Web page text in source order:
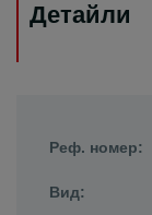
Детайли
Реф. номер:
Вид: